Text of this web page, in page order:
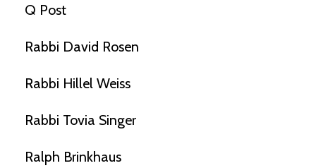
Q Post
Rabbi David Rosen
Rabbi Hillel Weiss
Rabbi Tovia Singer
Ralph Brinkhaus